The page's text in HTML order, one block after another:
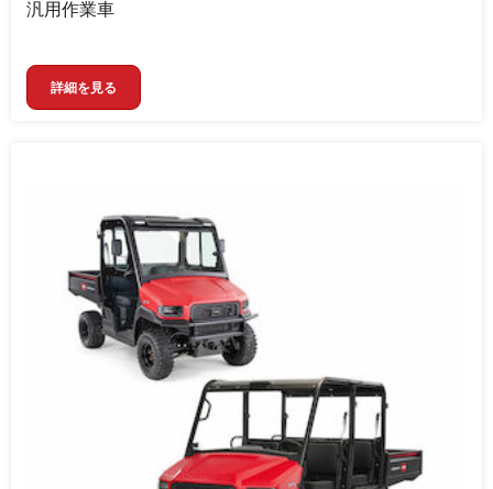
汎用作業車
詳細を見る